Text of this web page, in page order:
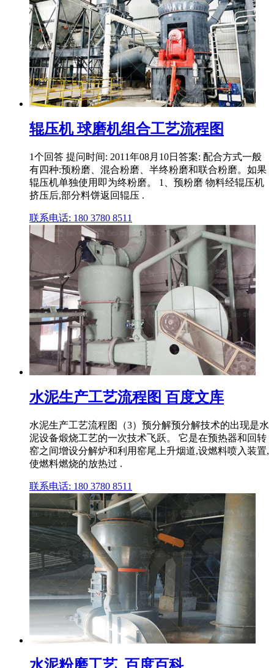
辊压机 球磨机组合工艺流程图
1个回答 提问时间: 2011年08月10日答案: 配合方式一般
有四种:预粉磨、混合粉磨、半终粉磨和联合粉磨。如果
辊压机单独使用即为终粉磨。 1、预粉磨 物料经辊压机
挤压后,部分料饼返回辊压 .
联系电话: 180 3780 8511
水泥生产工艺流程图 百度文库
水泥生产工艺流程图（3）预分解预分解技术的出现是水
泥设备煅烧工艺的一次技术飞跃。 它是在预热器和回转
窑之间增设分解炉和利用窑尾上升烟道,设燃料喷入装置,
使燃料燃烧的放热过 .
联系电话: 180 3780 8511